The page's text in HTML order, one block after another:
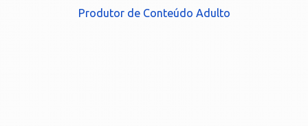
Produtor de Conteúdo Adulto